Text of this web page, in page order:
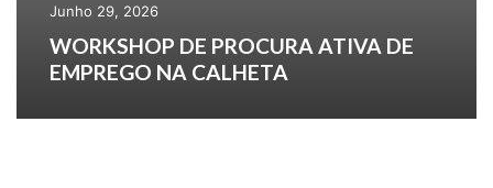
Junho 29, 2026
WORKSHOP DE PROCURA ATIVA DE
EMPREGO NA CALHETA